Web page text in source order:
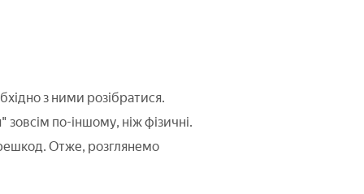
з ними розібратися.
по-іншому, ніж фізичні.
Отже, розглянемо